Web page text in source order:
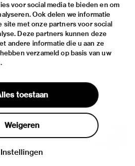
voor social media te bieden en om
Ook delen we informatie
site met onze partners voor social
Deze partners kunnen deze
andere informatie die u aan ze
verzameld op basis van uw
toestaan
Weigeren
Instellingen